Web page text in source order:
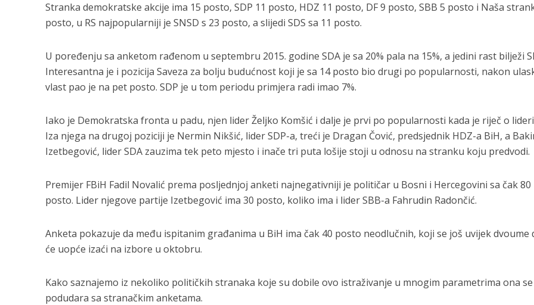
Stranka demokratske akcije ima 15 posto, SDP 11 posto, HDZ 11 posto, DF 9 posto, SBB 5 posto i Naša
posto, u RS najpopularniji je SNSD s 23 posto, a slijedi SDS sa 11 posto.
U poređenju sa anketom rađenom u septembru 2015. godine SDA je sa 20% pala na 15%, a jedini rast bilježi
Interesantna je i pozicija Saveza za bolju budućnost koji je sa 14 posto bio drugi po popularnosti, nakon
vlast pao je na pet posto. SDP je u tom periodu primjera radi imao 7%.
Iako je Demokratska fronta u padu, njen lider Željko Komšić i dalje je prvi po popularnosti kada je riječ o
Iza njega na drugoj poziciji je Nermin Nikšić, lider SDP-a, treći je Dragan Čović, predsjednik HDZ-a BiH, a
Izetbegović, lider SDA zauzima tek peto mjesto i inače tri puta lošije stoji u odnosu na stranku koju predvodi.
Premijer FBiH Fadil Novalić prema posljednjoj anketi najnegativniji je političar u Bosni i Hercegovini sa čak 80
posto. Lider njegove partije Izetbegović ima 30 posto, koliko ima i lider SBB-a Fahrudin Radončić.
Anketa pokazuje da među ispitanim građanima u BiH ima čak 40 posto neodlučnih, koji se još uvijek dvoume
će uopće izaći na izbore u oktobru.
Kako saznajemo iz nekoliko političkih stranaka koje su dobile ovo istraživanje u mnogim parametrima ona se
podudara sa stranačkim anketama.